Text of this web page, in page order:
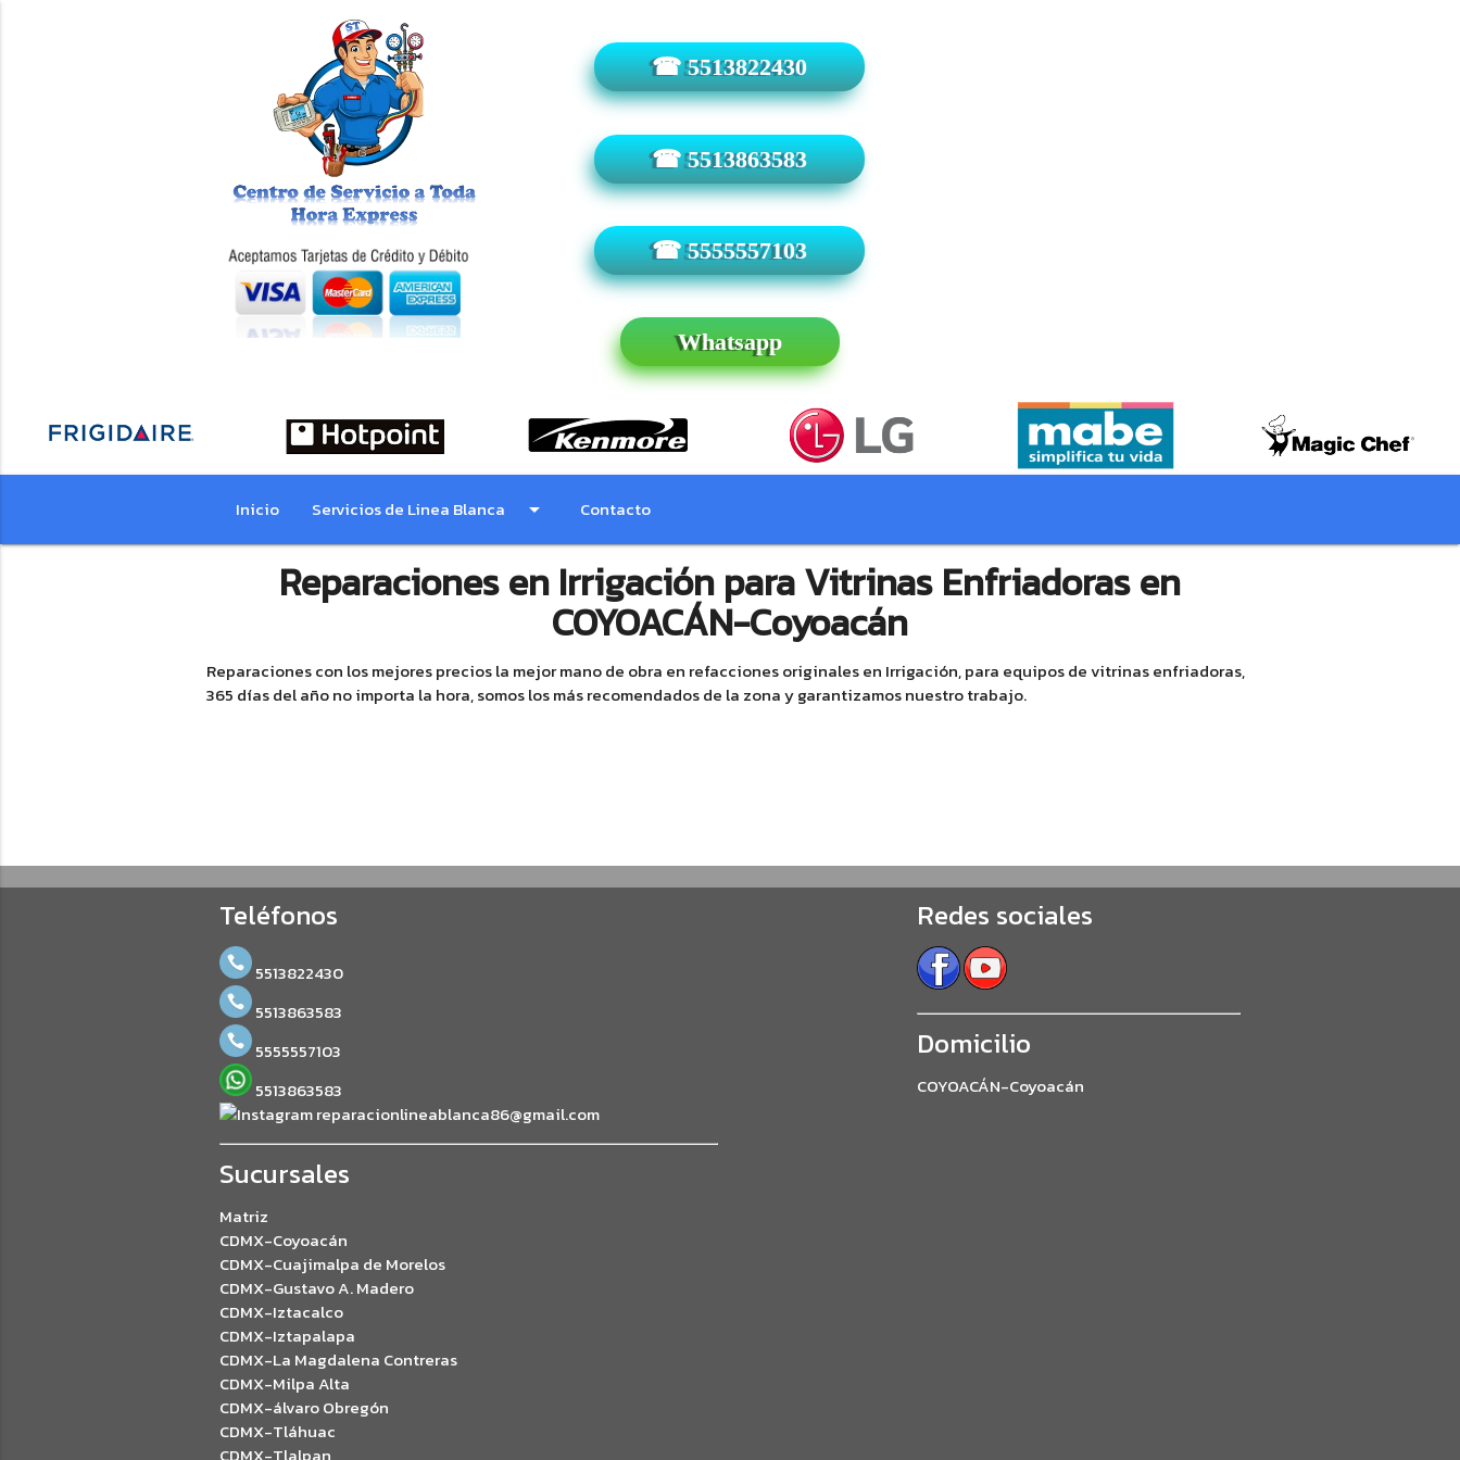
☎ 5513822430
☎ 5513863583
☎ 5555557103
Whatsapp
Inicio Servicios de Linea Blanca arrow_drop_down Contacto
Reparaciones en Irrigación para Vitrinas Enfriadoras en
COYOACÁN-Coyoacán
Reparaciones con los mejores precios la mejor mano de obra en refacciones originales en Irrigación, para equipos de vitrinas enfriadoras,
365 días del año no importa la hora, somos los más recomendados de la zona y garantizamos nuestro trabajo.
Teléfonos
5513822430
5513863583
5555557103
5513863583
reparacionlineablanca86@gmail.com
Sucursales
Matriz
CDMX-Coyoacán
CDMX-Cuajimalpa de Morelos
CDMX-Gustavo A. Madero
CDMX-Iztacalco
CDMX-Iztapalapa
CDMX-La Magdalena Contreras
CDMX-Milpa Alta
CDMX-álvaro Obregón
CDMX-Tláhuac
CDMX-Tlalpan
Redes sociales
Domicilio
COYOACÁN-Coyoacán